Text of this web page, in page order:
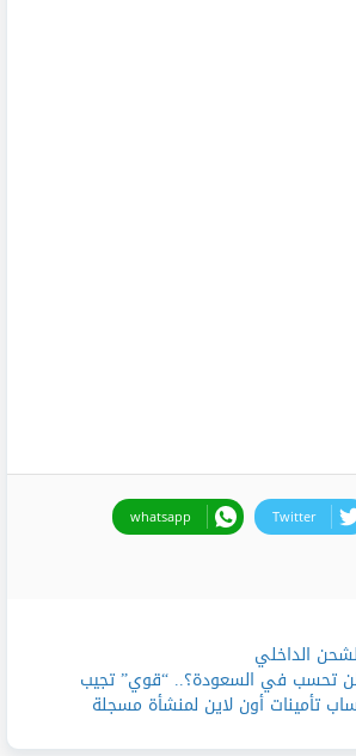
Twitter
whatsapp
الداخلي
تحسب في السعودة؟.. “قوي” تجيب
تأمينات أون لاين لمنشأة مسجلة